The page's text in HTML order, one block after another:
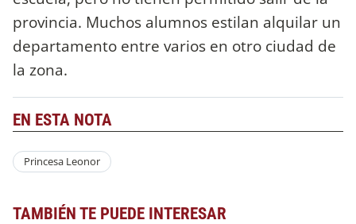
provincia. Muchos alumnos estilan alquilar un
departamento entre varios en otro ciudad de
la zona.
EN ESTA NOTA
Princesa Leonor
TAMBIÉN TE PUEDE INTERESAR